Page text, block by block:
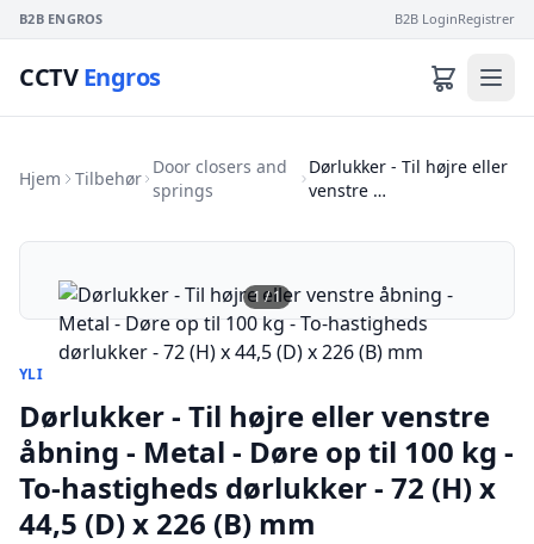
B2B ENGROS B2B LoginRegistrer
CCTVEngros
Hjem Tilbehør
Door closers and
springs
Dørlukker - Til højre eller
venstre …
1 /1
YLI
Dørlukker - Til højre eller venstre
åbning - Metal - Døre op til 100 kg -
To-hastigheds dørlukker - 72 (H) x
44,5 (D) x 226 (B) mm